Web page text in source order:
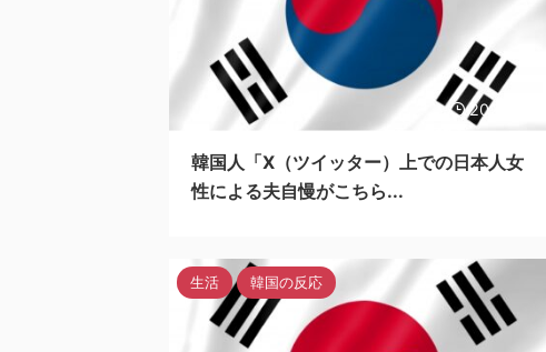
2023/11/7
韓国人「X（ツイッター）上での日本人女
性による夫自慢がこちら...
生活 韓国の反応